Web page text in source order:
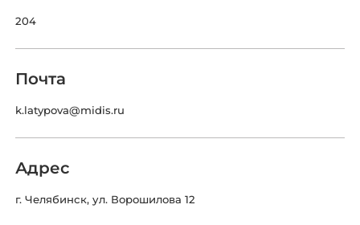
204
Почта
k.latypova@midis.ru
Адрес
г. Челябинск, ул. Ворошилова 12